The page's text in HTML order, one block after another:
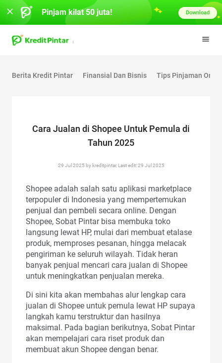
Berita Kredit Pintar Finansial Dan Bisnis Tips Pinjaman
Cara Jualan di Shopee Untuk Pemula di
Tahun 2025
29 Jul 2025 by kreditpintar, Last edit: 29 Jul 2025
Shopee adalah salah satu aplikasi marketplace
terpopuler di Indonesia yang mempertemukan
penjual dan pembeli secara online. Dengan
Shopee, Sobat Pintar bisa membuka toko
langsung lewat HP, mulai dari membuat etalase
produk, memproses pesanan, hingga melacak
pengiriman ke seluruh wilayah. Tidak heran
banyak penjual mencari cara jualan di Shopee
untuk meningkatkan penjualan mereka.
Di sini kita akan membahas alur lengkap cara
jualan di Shopee untuk pemula lewat HP supaya
langkah kamu terstruktur dan hasilnya
maksimal. Pada bagian berikutnya, Sobat Pintar
akan mempelajari cara riset produk dan
membuat akun Shopee dengan benar.
Pinjam kilat 50 juta! Download